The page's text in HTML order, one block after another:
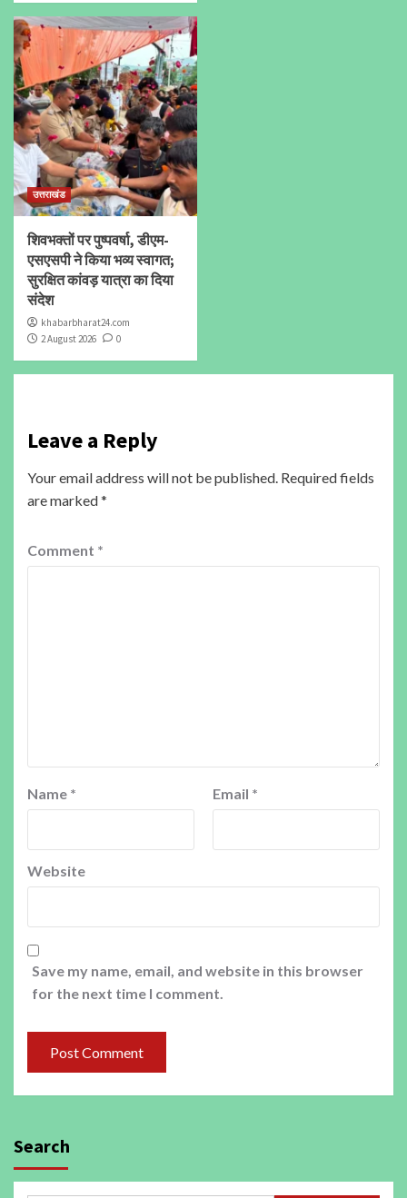
उत्तराखंड
शिवभक्तों पर पुष्पवर्षा, डीएम-
एसएसपी ने किया भव्य स्वागत;
सुरक्षित कांवड़ यात्रा का दिया
संदेश
khabarbharat24.com
2 August 2026
0
Leave a Reply
Your email address will not be published. Required fields
are marked*
Comment *
Name * Email *
Website
Save my name, email, and website in this browser
for the next time I comment.
Search